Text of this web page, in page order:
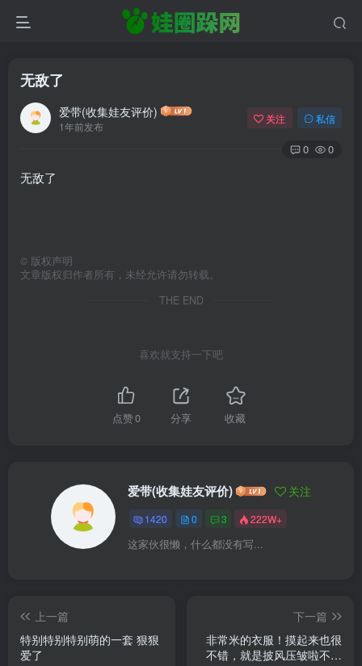
无敌了
爱带(收集娃友评价)
1年前发布
关注 私信
0 0
无敌了
© 版权声明
文章版权归作者所有，未经允许请勿转载。
THE END
喜欢就支持一下吧
点赞0 分享 收藏
爱带(收集娃友评价) 关注
1420 0 3 222W+
这家伙很懒，什么都没有写...
上一篇
特别特别特别萌的一套 狠狠
爱了
下一篇
非常米的衣服！摸起来也很
不错，就是披风压皱啦不过